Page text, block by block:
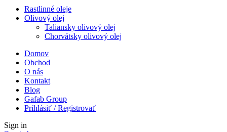
Rastlinné oleje
Olivový olej
Taliansky olivový olej
Chorvátsky olivový olej
Domov
Obchod
O nás
Kontakt
Blog
Gafab Group
Prihlásiť / Registrovať
Sign in